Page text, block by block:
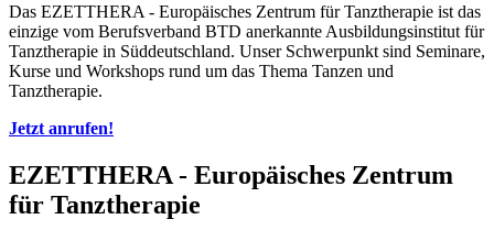
Das EZETTHERA - Europäisches Zentrum für Tanztherapie ist das
einzige vom Berufsverband BTD anerkannte Ausbildungsinstitut für
Tanztherapie in Süddeutschland. Unser Schwerpunkt sind Seminare,
Kurse und Workshops rund um das Thema Tanzen und
Tanztherapie.
Jetzt anrufen!
EZETTHERA - Europäisches Zentrum
für Tanztherapie